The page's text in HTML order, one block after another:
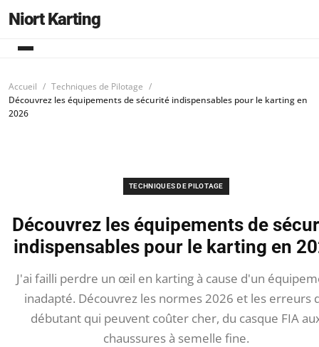
Niort Karting
Accueil
Techniques de Pilotage
Découvrez les équipements de sécurité indispensables pour le karting en
2026
TECHNIQUES DE PILOTAGE
Découvrez les équipements de
indispensables pour le karting en
J'ai failli perdre un œil en karting à cause d'un
inadapté. Découvrez les normes 2026 et les erreurs
débutant qui peuvent coûter cher, du casque FIA
chaussures à semelle fine.